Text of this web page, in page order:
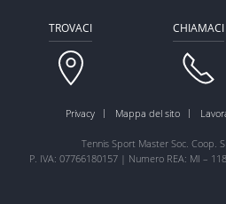
TROVACI CHIAMACI
Privacy Mappa del sito
Tennis Sport Master Soc. Coop.
P. IVA: 07766180157 | Numero REA: MI –